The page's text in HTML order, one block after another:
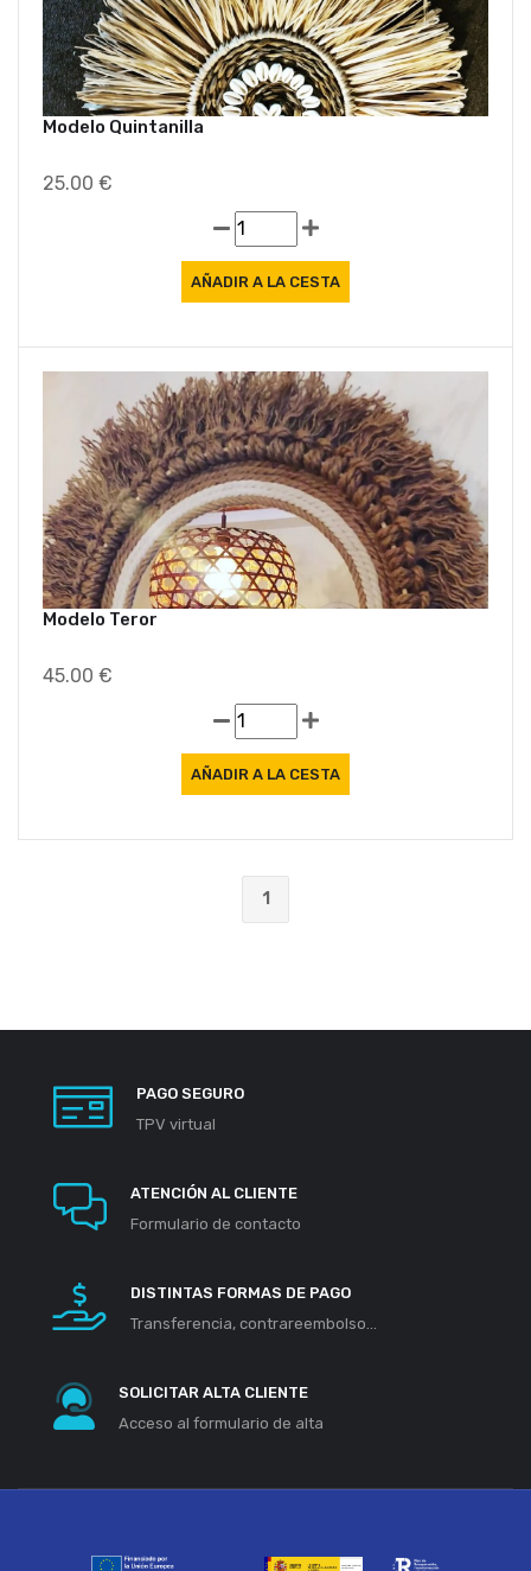
Modelo Quintanilla
25.00 €
Modelo Teror
45.00 €
1
PAGO SEGURO
TPV virtual
ATENCIÓN AL CLIENTE
Formulario de contacto
DISTINTAS FORMAS DE PAGO
Transferencia, contrareembolso...
SOLICITAR ALTA CLIENTE
Acceso al formulario de alta